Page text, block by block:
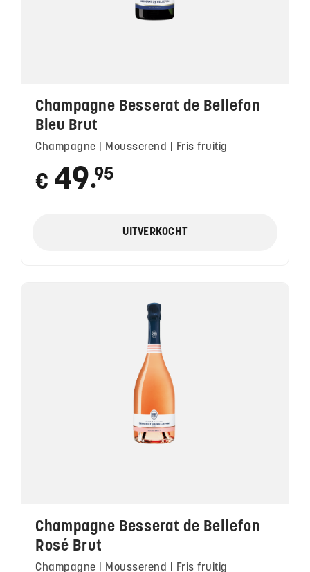
Champagne Besserat de Bellefon
Bleu Brut
Champagne | Mousserend | Fris fruitig
€ 49●
95
UITVERKOCHT
Champagne Besserat de Bellefon
Rosé Brut
Champagne | Mousserend | Fris fruitig